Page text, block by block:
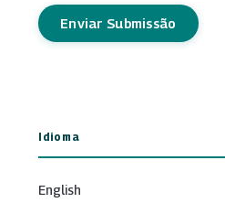
Enviar Submissão
Idioma
English